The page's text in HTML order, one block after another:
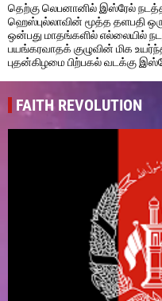
தெற்கு லெபனானில் இஸ்ரேல்
ஹெஸ்புல்லாவின் மூத்த தளபதி
ஒன்பது மாதங்களில் எல்லையில்
பயங்கரவாதக் குழுவின் மிக
புதன்கிழமை பிற்பகல் வடக்கு
FAITH REVOLUTION